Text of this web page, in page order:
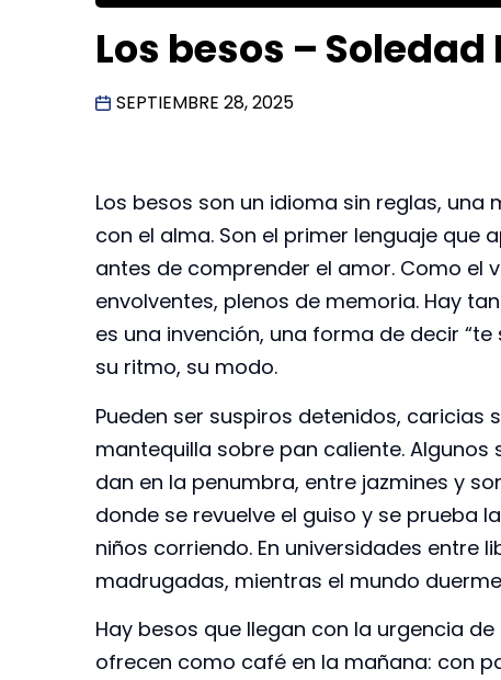
Los besos –
SEPTIEMBRE 28, 2025
Los besos son un idioma sin reglas,
con el alma. Son el primer lenguaje que
antes de comprender el amor. Como el
envolventes, plenos de memoria. Hay
es una invención, una forma de decir
su ritmo, su modo.
Pueden ser suspiros detenidos,
mantequilla sobre pan caliente.
dan en la penumbra, entre jazmines y
donde se revuelve el guiso y se prueba
niños corriendo. En universidades entre
madrugadas, mientras el mundo
Hay besos que llegan con la urgencia
ofrecen como café en la mañana: con